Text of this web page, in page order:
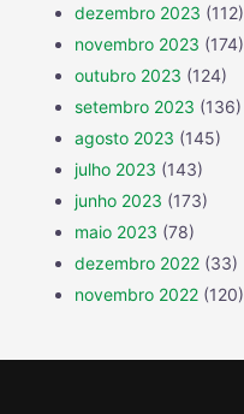
dezembro 2023 (112)
novembro 2023 (174)
outubro 2023 (124)
setembro 2023 (136)
agosto 2023 (145)
julho 2023 (143)
junho 2023 (173)
maio 2023 (78)
dezembro 2022 (33)
novembro 2022 (120)